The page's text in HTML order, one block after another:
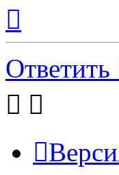
началу
Ответить